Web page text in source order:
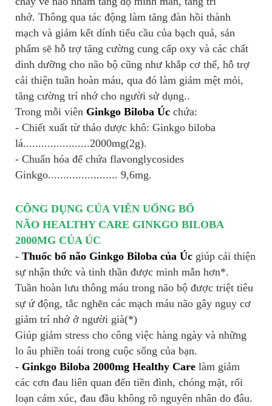
nhớ. Thông qua tác động làm tăng đàn hồi thành
mạch và giảm kết dính tiểu cầu của bạch quả, sản
phẩm sẽ hỗ trợ tăng cường cung cấp oxy và các chất
dinh dưỡng cho não bộ cũng như khắp cơ thể, hỗ trợ
cải thiện tuần hoàn máu, qua đó làm giảm mệt mỏi,
tăng cường trí nhớ cho người sử dụng..
Trong mỗi viên Ginkgo Biloba Úc chứa:
- Chiết xuất từ thảo dược khô: Ginkgo biloba
lá......................2000mg(2g).
- Chuẩn hóa để chứa flavonglycosides
Ginkgo....................... 9,6mg.
CÔNG DỤNG CỦA VIÊN UỐNG BỔ
NÃO HEALTHY CARE GINKGO BILOBA
2000MG CỦA ÚC
- Thuốc bổ não Ginkgo Biloba của Úc giúp cải thiện
sự nhận thức và tinh thần được minh mẫn hơn*.
Tuần hoàn lưu thông máu trong não bộ được triệt tiêu
sự ứ động, tắc nghẽn các mạch máu não gây nguy cơ
giảm trí nhớ ở người già(*)
Giúp giảm stress cho công việc hàng ngày và những
lo âu phiền toái trong cuộc sống của bạn.
- Ginkgo Biloba 2000mg Healthy Care làm giảm
các cơn đau liên quan đến tiền đình, chóng mặt, rối
loạn cảm xúc, đau đầu không rõ nguyên nhân do đâu.